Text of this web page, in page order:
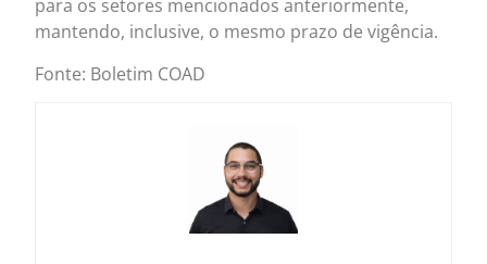
para os setores mencionados anteriormente,
mantendo, inclusive, o mesmo prazo de vigência.
Fonte: Boletim COAD